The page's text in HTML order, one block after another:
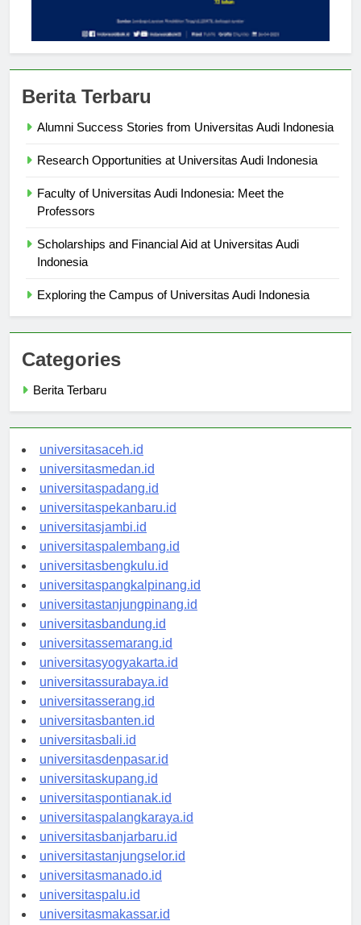
Faculty of Universitas Audi Indonesia: Meet the
Scholarships and Financial Aid at Universitas Audi
Categories
universitasaceh.id
universitasmedan.id
universitaspadang.id
universitaspekanbaru.id
universitasjambi.id
universitaspalembang.id
universitasbengkulu.id
universitaspangkalpinang.id
universitastanjungpinang.id
universitasbandung.id
universitassemarang.id
universitasyogyakarta.id
universitassurabaya.id
universitasserang.id
universitasbanten.id
universitasbali.id
universitasdenpasar.id
universitaskupang.id
universitaspontianak.id
universitaspalangkaraya.id
universitasbanjarbaru.id
universitastanjungselor.id
universitasmanado.id
universitaspalu.id